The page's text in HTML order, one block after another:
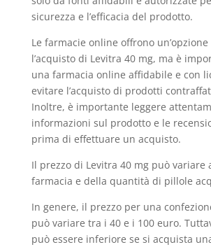
sicurezza e l’efficacia del prodotto.
Le farmacie online offrono
l’acquisto di Levitra 40 mg, ma è
una farmacia online affidabile e con
evitare l’acquisto di prodotti
Inoltre, è importante leggere
informazioni sul prodotto e le
prima di effettuare un acquisto.
Il prezzo di Levitra 40 mg può variare
farmacia e della quantità di pillole
In genere, il prezzo per una
può variare tra i 40 e i 100 euro.
può essere inferiore se si acquista